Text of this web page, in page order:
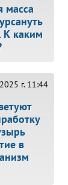
масса
К каким
г. 11:44
в